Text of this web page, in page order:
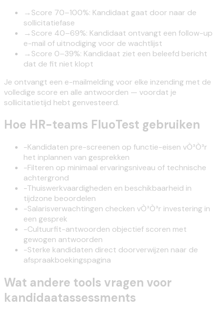
→Score 70–100%: Kandidaat gaat door naar de
sollicitatiefase
→Score 40–69%: Kandidaat ontvangt een follow-up
e-mail of uitnodiging voor de wachtlijst
→Score 0–39%: Kandidaat ziet een beleefd bericht
dat de fit niet klopt
Je ontvangt een e-mailmelding voor elke inzending met de
volledige score en alle antwoorden — voordat je
sollicitatietijd hebt genvesteerd.
Hoe HR-teams FluoTest gebruiken
-Kandidaten pre-screenen op functie-eisen vÒ³Ò³r
het inplannen van gesprekken
-Filteren op minimaal ervaringsniveau of technische
achtergrond
-Thuiswerkvaardigheden en beschikbaarheid in
tijdzone beoordelen
-Salarisverwachtingen checken vÒ³Ò³r investering in
een gesprek
-Cultuurfit-antwoorden objectief scoren met
gewogen antwoorden
-Sterke kandidaten direct doorverwijzen naar de
afspraakboekingspagina
Wat andere tools vragen voor
kandidaatassessments